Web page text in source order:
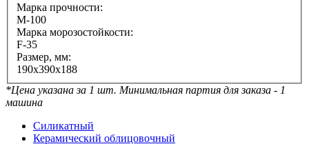
Марка прочности:
М-100
Марка морозостойкости:
F-35
Размер, мм:
190х390х188
*Цена указана за 1 шт. Минимальная партия для заказа - 1
машина
Силикатный
Керамический облицовочный